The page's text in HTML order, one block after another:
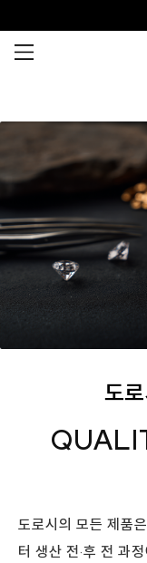
도
도로시의 모든 제품
터 생산 전·후 전 과